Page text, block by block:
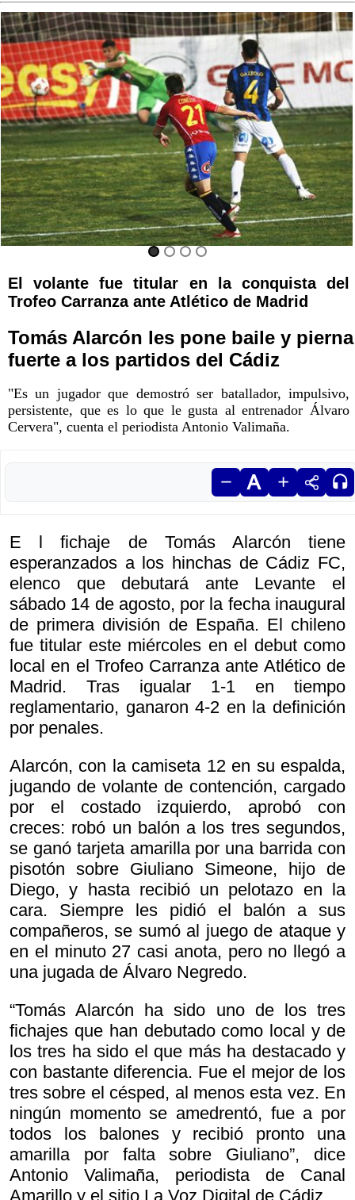
El volante fue titular en la conquista del
Trofeo Carranza ante Atlético de Madrid
Tomás Alarcón les pone baile y pierna
fuerte a los partidos del Cádiz
"Es un jugador que demostró ser batallador, impulsivo,
persistente, que es lo que le gusta al entrenador Álvaro
Cervera", cuenta el periodista Antonio Valimaña.
E l fichaje de Tomás Alarcón tiene
esperanzados a los hinchas de Cádiz FC,
elenco que debutará ante Levante el
sábado 14 de agosto, por la fecha inaugural
de primera división de España. El chileno
fue titular este miércoles en el debut como
local en el Trofeo Carranza ante Atlético de
Madrid. Tras igualar 1-1 en tiempo
reglamentario, ganaron 4-2 en la definición
por penales.
Alarcón, con la camiseta 12 en su espalda,
jugando de volante de contención, cargado
por el costado izquierdo, aprobó con
creces: robó un balón a los tres segundos,
se ganó tarjeta amarilla por una barrida con
pisotón sobre Giuliano Simeone, hijo de
Diego, y hasta recibió un pelotazo en la
cara. Siempre les pidió el balón a sus
compañeros, se sumó al juego de ataque y
en el minuto 27 casi anota, pero no llegó a
una jugada de Álvaro Negredo.
“Tomás Alarcón ha sido uno de los tres
fichajes que han debutado como local y de
los tres ha sido el que más ha destacado y
con bastante diferencia. Fue el mejor de los
tres sobre el césped, al menos esta vez. En
ningún momento se amedrentó, fue a por
todos los balones y recibió pronto una
amarilla por falta sobre Giuliano”, dice
Antonio Valimaña, periodista de Canal
Amarillo y el sitio La Voz Digital de Cádiz.